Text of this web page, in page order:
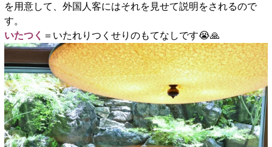
を用意して、外国人客にはそれを見せて説明をされるので
す。
いたつく ＝いたれりつくせりのもてなしです😭🙏